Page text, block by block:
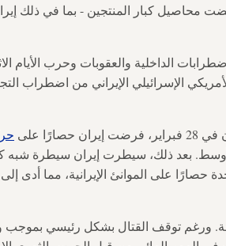
محاصيل كبار المنتجين - بما في ذلك
الداخلية والعقوبات وحرب الأيام
الإسرائيلي الإيراني من اضطراب
على
بعد ذلك، سيطرت إيران سيطرة شبه
الولايات المتحدة حصارًا على الموانئ الإيرانية، مما
ورغم توقف القتال بشكل رئيسي